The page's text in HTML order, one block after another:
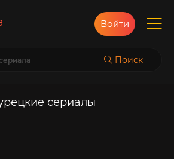
Поиск
Войти
сериалы